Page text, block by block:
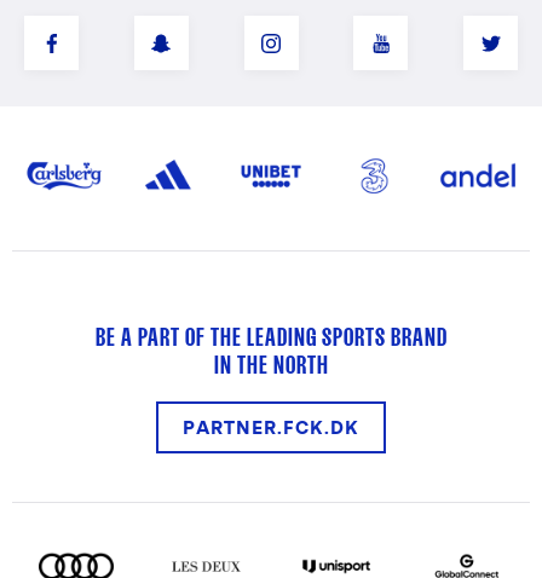
BE A PART OF THE LEADING SPORTS BRAND
IN THE NORTH
PARTNER.FCK.DK